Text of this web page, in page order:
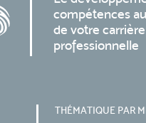
compétences
de votre carrière
professionnelle
THÉMATIQUE PAR